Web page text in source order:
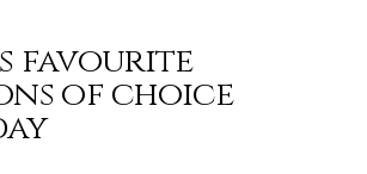
favourite
of choice